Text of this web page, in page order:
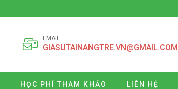
EMAIL
GIASUTAINANGTRE.VN@GMAIL.COM
HỌC PHÍ THAM KHẢO LIÊN HỆ